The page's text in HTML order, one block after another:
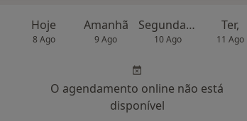
Hoje
8 Ago
Amanhã
9 Ago
Segunda-feira
10 Ago
Ter,
11 Ago
O agendamento online não está
disponível